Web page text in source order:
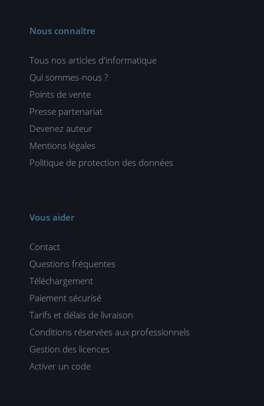
Nous connaître
Tous nos articles d'informatique
Qui sommes-nous ?
Points de vente
Presse partenariat
Devenez auteur
Mentions légales
Politique de protection des données
Vous aider
Contact
Questions fréquentes
Téléchargement
Paiement sécurisé
Tarifs et délais de livraison
Conditions réservées aux professionnels
Gestion des licences
Activer un code